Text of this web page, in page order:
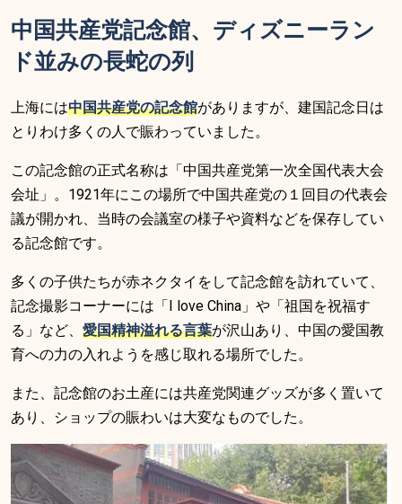
中国共産党記念館、ディズニーラン
ド並みの長蛇の列
上海には中国共産党の記念館がありますが、建国記念日は
とりわけ多くの人で賑わっていました。
この記念館の正式名称は「中国共産党第一次全国代表大会
会址」。1921年にこの場所で中国共産党の１回目の代表会
議が開かれ、当時の会議室の様子や資料などを保存してい
る記念館です。
多くの子供たちが赤ネクタイをして記念館を訪れていて、
記念撮影コーナーには「I love China」や「祖国を祝福す
る」など、 愛国精神溢れる言葉が沢山あり、中国の愛国教
育への力の入れようを感じ取れる場所でした。
また、記念館のお土産には共産党関連グッズが多く置いて
あり、ショップの賑わいは大変なものでした。